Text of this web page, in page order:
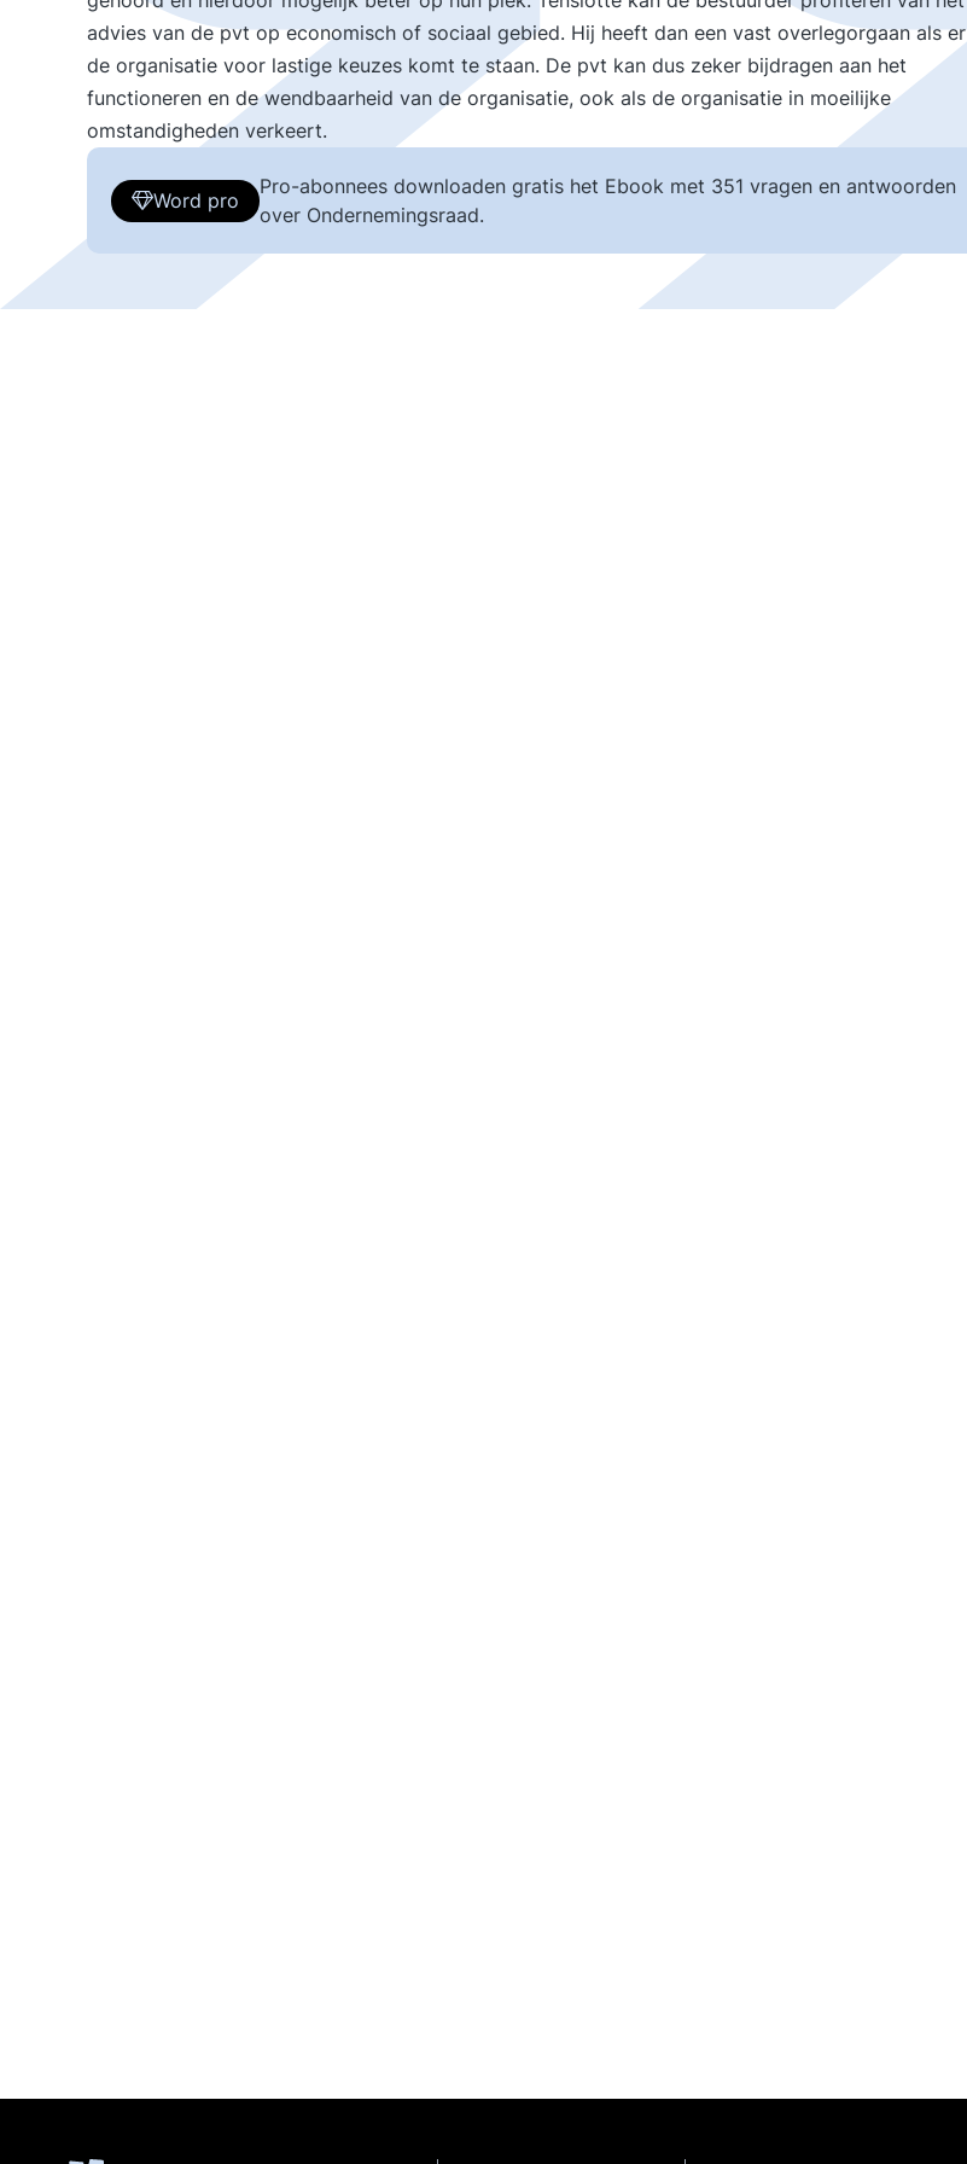
advies van de pvt op economisch of sociaal gebied. Hij heeft dan een vast overlegorgaan als er
de organisatie voor lastige keuzes komt te staan. De pvt kan dus zeker bijdragen aan het
functioneren en de wendbaarheid van de organisatie, ook als de organisatie in moeilijke
omstandigheden verkeert.
Word pro
Pro-abonnees downloaden gratis het Ebook met 351 vragen en antwoorden
over Ondernemingsraad.